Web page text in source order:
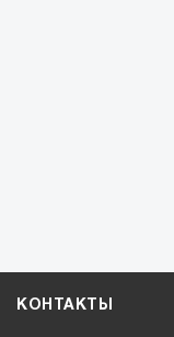
КОНТАКТЫ